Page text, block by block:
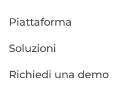
Piattaforma
Soluzioni
Richiedi una demo